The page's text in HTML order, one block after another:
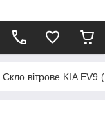
Скло вітрове KIA